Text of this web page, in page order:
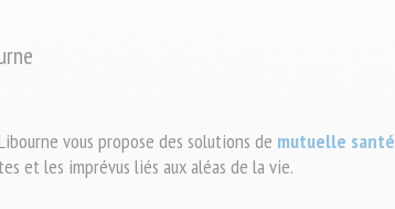
vous propose des solutions de mutuelle santé
et les imprévus liés aux aléas de la vie.